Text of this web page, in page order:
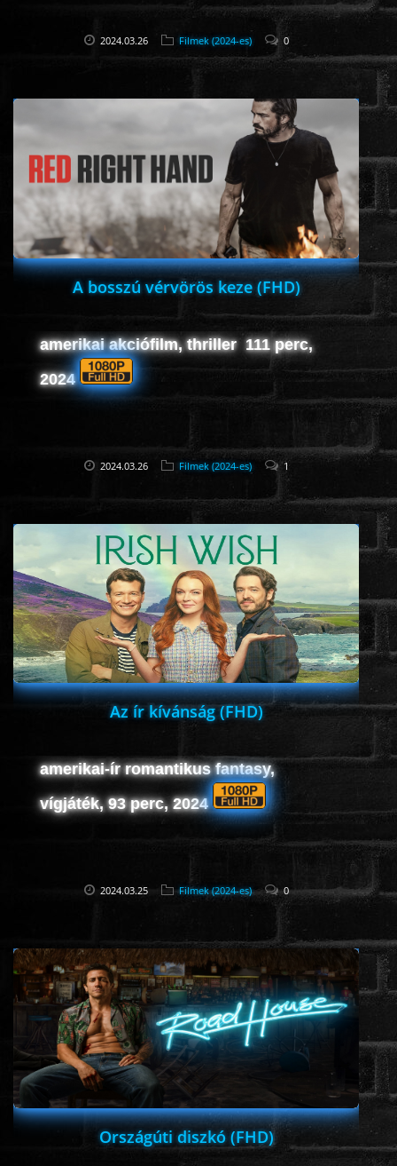
2024.03.26 Filmek (2024-es) 0
A bosszú vérvörös keze (FHD)
amerikai akciófilm, thriller 111 perc,
2024
2024.03.26 Filmek (2024-es) 1
Az ír kívánság (FHD)
amerikai-ír romantikus fantasy,
vígjáték, 93 perc, 2024
2024.03.25 Filmek (2024-es) 0
Országúti diszkó (FHD)